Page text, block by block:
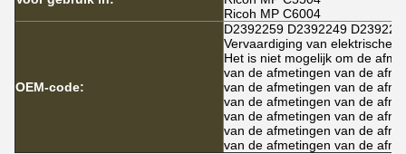
Ricoh MP C6004
OEM-code:
D2392259 D2392249
Vervaardiging van elektrische
Het is niet mogelijk om de
van de afmetingen van de
van de afmetingen van de
van de afmetingen van de
van de afmetingen van de
van de afmetingen van de
van de afmetingen van de